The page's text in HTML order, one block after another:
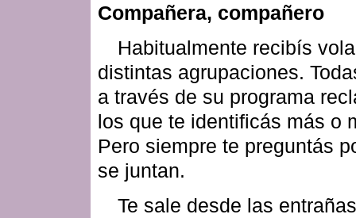
Compañera, compañero
Habitualmente recibís
distintas agrupaciones.
a través de su programa
los que te identificás más o
Pero siempre te preguntás
se juntan.
Te sale desde las